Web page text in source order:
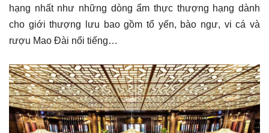
hạng nhất như những dòng ẩm thực thượng hạng dành
cho giới thượng lưu bao gồm tổ yến, bào ngư, vi cá và
rượu Mao Đài nổi tiếng…